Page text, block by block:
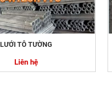
LƯỚI TÔ TƯỜNG
Liên hệ